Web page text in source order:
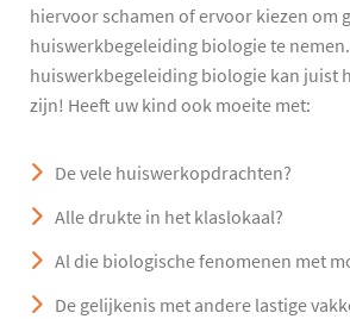
hiervoor schamen of ervoor kiezen om
huiswerkbegeleiding biologie te
huiswerkbegeleiding biologie kan juist
zijn! Heeft uw kind ook moeite met:
De vele huiswerkopdrachten?
Alle drukte in het klaslokaal?
Al die biologische fenomenen met
De gelijkenis met andere lastige